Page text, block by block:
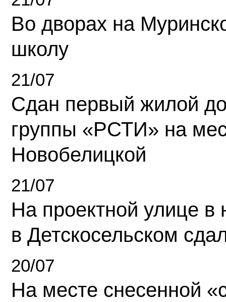
Во дворах на
школу
21/07
Сдан первый жилой
группы «РСТИ» на
Новобелицкой
21/07
На проектной улице
в Детскосельском
20/07
На месте снесенной